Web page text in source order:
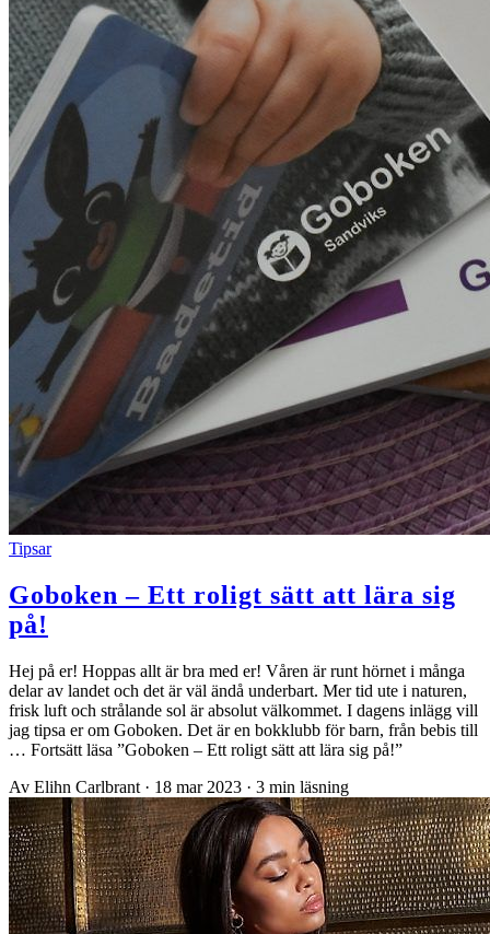
Tipsar
Goboken – Ett roligt sätt att lära sig
på!
Hej på er! Hoppas allt är bra med er! Våren är runt hörnet i många
delar av landet och det är väl ändå underbart. Mer tid ute i naturen,
frisk luft och strålande sol är absolut välkommet. I dagens inlägg vill
jag tipsa er om Goboken. Det är en bokklubb för barn, från bebis till
… Fortsätt läsa ”Goboken – Ett roligt sätt att lära sig på!”
Av Elihn Carlbrant · 18 mar 2023 · 3 min läsning